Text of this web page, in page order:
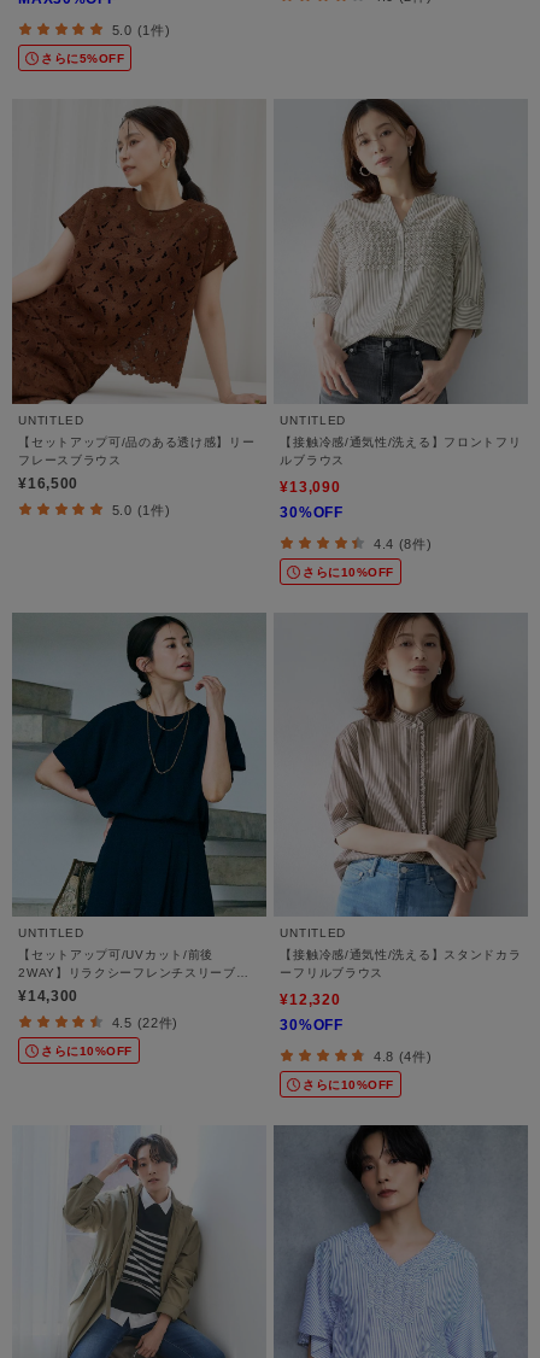
5.0 (1件)
さらに5%OFF
UNTITLED
【セットアップ可/品のある透け感】リー
フレースブラウス
¥16,500
5.0 (1件)
UNTITLED
【接触冷感/通気性/洗える】フロントフリ
ルブラウス
¥13,090
30%OFF
4.4 (8件)
さらに10%OFF
UNTITLED
【セットアップ可/UVカット/前後
2WAY】リラクシーフレンチスリーブブ
ラウス
¥14,300
4.5 (22件)
さらに10%OFF
UNTITLED
【接触冷感/通気性/洗える】スタンドカラ
ーフリルブラウス
¥12,320
30%OFF
4.8 (4件)
さらに10%OFF